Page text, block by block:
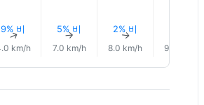
9% 비
↑
km/h
5% 비
↑
7.0 km/h
2% 비
↑
8.0 km/h 9.0 km/h